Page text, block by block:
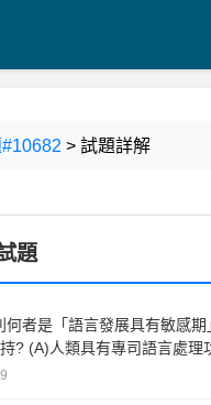
> 試題詳解
題
何者是「語言發展具有敏感期
言處理功能
人及小孩都